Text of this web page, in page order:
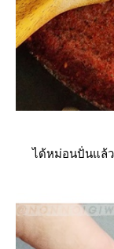
ได้หม่อนปั่นแล้ว